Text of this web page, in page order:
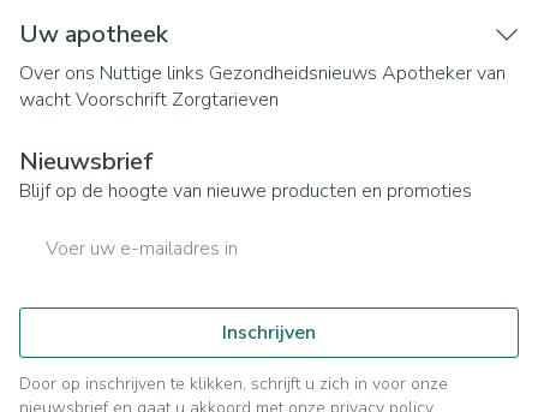
Uw apotheek
Over ons Nuttige links Gezondheidsnieuws Apotheker van
wachtVoorschrift Zorgtarieven
Nieuwsbrief
Blijf op de hoogte van nieuwe producten en promoties
Inschrijven
Door op inschrijven te klikken, schrijft u zich in voor onze